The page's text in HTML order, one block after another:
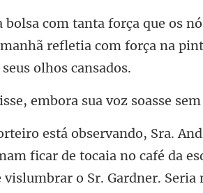
refletia com força
embora sua
ficar de tocaia no café da